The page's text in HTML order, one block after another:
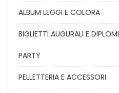
ALBUM LEGGI E COLORA
BIGLIETTI AUGURALI E DIPLOMI
PARTY
PELLETTERIA E ACCESSORI